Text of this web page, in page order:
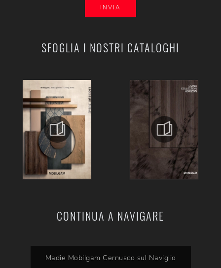
SFOGLIA I NOSTRI CATALOGHI
CONTINUA A NAVIGARE
Madie Mobilgam Cernusco sul Naviglio
INVIA